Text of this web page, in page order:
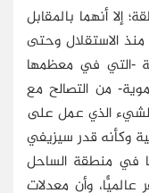
إلا أنهما بالمقابل
منذ الاستقلال وحتى
-التي في معظمها
من التصالح مع
الشيء الذي عمل على
وكأنه قدر سيزيفي
في منطقة الساحل
عالميًّا، وأن معدلات